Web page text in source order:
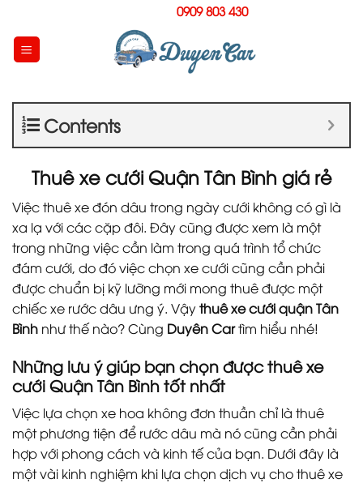
content
0909 803 430
Contents
Thuê xe cưới Quận Tân Bình giá rẻ
Việc thuê xe đón dâu trong ngày cưới không có gì là
xa lạ với các cặp đôi. Đây cũng được xem là một
trong những việc cần làm trong quá trình tổ chức
đám cưới, do đó việc chọn xe cưới cũng cần phải
được chuẩn bị kỹ lưỡng mới mong thuê được một
chiếc xe rước dâu ưng ý. Vậythuê xe cưới quận Tân
Bình như thế nào? Cùng Duyên Cartìm hiểu nhé!
Những lưu ý giúp bạn chọn được thuê xe
cưới Quận Tân Bình tốt nhất
Việc lựa chọn xe hoa không đơn thuần chỉ là thuê
một phương tiện để rước dâu mà nó cũng cần phải
hợp với phong cách và kinh tế của bạn. Dưới đây là
một vài kinh nghiệm khi lựa chọn dịch vụ cho thuê xe